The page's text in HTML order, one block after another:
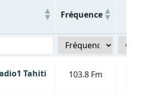
Fréquence
Tahiti 103.8 Fm